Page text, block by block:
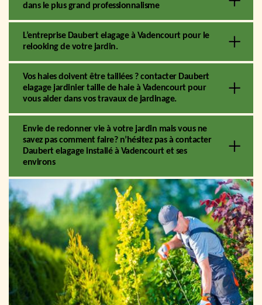
dans le plus grand professionnalisme
L’entreprise Daubert elagage à Vadencourt pour le
relooking de votre jardin.
Vos haies doivent être taillées ? contacter Daubert
elagage jardinier taille de haie à Vadencourt pour
vous aider dans vos travaux de jardinage.
Envie de redonner vie à votre jardin mais vous ne
savez pas comment faire? n’hésitez pas à contacter
Daubert elagage installé à Vadencourt et ses
environs